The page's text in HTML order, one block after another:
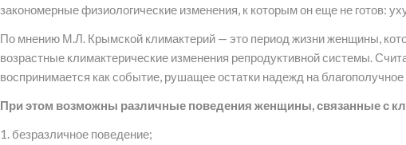
закономерные физиологические изменения, к которым он еще не готов:
По мнению М.Л. Крымской климактерий — это период жизни женщины,
возрастные климактерические изменения репродуктивной системы.
воспринимается как событие, рушащее остатки надежд на
При этом возможны различные поведения женщины, связанные с
1. безразличное поведение;